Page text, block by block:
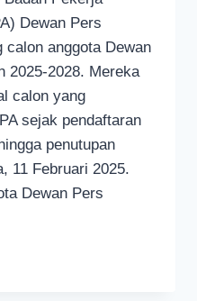
Dewan Pers
calon anggota Dewan
2025-2028. Mereka
calon yang
sejak pendaftaran
penutupan
11 Februari 2025.
Dewan Pers